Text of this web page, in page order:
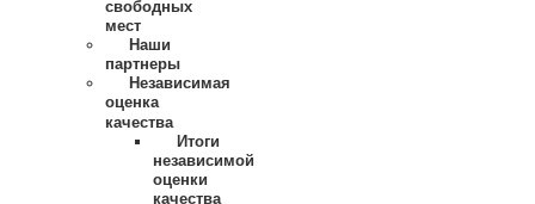
свободных
мест
Наши
партнеры
Независимая
оценка
качества
Итоги
независимой
оценки
качества